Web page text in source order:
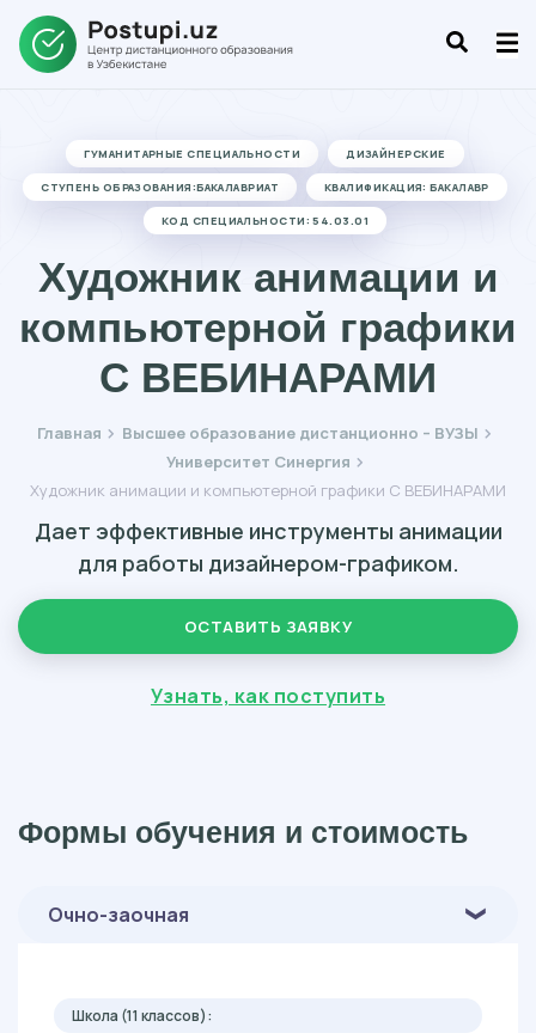
ГУМАНИТАРНЫЕ СПЕЦИАЛЬНОСТИ ДИЗАЙНЕРСКИЕ
СТУПЕНЬ ОБРАЗОВАНИЯ:БАКАЛАВРИАТ КВАЛИФИКАЦИЯ: БАКАЛАВР
КОД СПЕЦИАЛЬНОСТИ: 54.03.01
Художник анимации и
компьютерной графики
С ВЕБИНАРАМИ
Главная
Высшее образование дистанционно – ВУЗЫ
Университет Синергия
Художник анимации и компьютерной графики С ВЕБИНАРАМИ
Дает эффективные инструменты анимации
для работы дизайнером-графиком.
ОСТАВИТЬ ЗАЯВКУ
Узнать, как поступить
Формы обучения и стоимость
Очно-заочная
Школа (11 классов):